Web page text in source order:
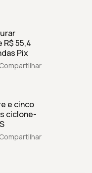
55,4
Pix
Compartilhar
e cinco
ciclone-
Compartilhar